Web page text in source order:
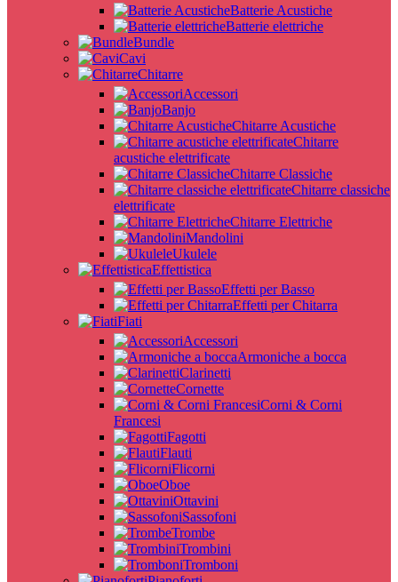
Batterie Acustiche
Batterie elettriche
Bundle
Cavi
Chitarre
Accessori
Banjo
Chitarre Acustiche
Chitarre
acustiche elettrificate
Chitarre Classiche
Chitarre classiche
elettrificate
Chitarre Elettriche
Mandolini
Ukulele
Effettistica
Effetti per Basso
Effetti per Chitarra
Fiati
Accessori
Armoniche a bocca
Clarinetti
Cornette
Corni & Corni
Francesi
Fagotti
Flauti
Flicorni
Oboe
Ottavini
Sassofoni
Trombe
Trombini
Tromboni